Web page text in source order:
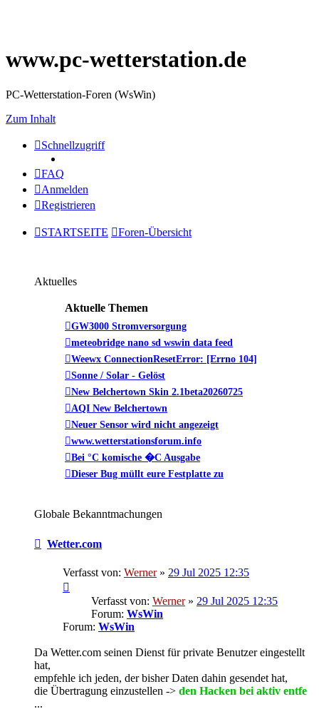
www.pc-wetterstation.de
PC-Wetterstation-Foren (WsWin)
Zum Inhalt
Schnellzugriff
FAQ
Anmelden
Registrieren
STARTSEITE Foren-Übersicht
Aktuelles
Aktuelle Themen
GW3000 Stromversorgung
meteobridge nano sd wswin data feed
Weewx ConnectionResetError: [Errno 104]
Sonne / Solar - Gelöst
New Belchertown Skin 2.1beta20260725
AQI New Belchertown
Neuer Sensor wird nicht angezeigt
www.wetterstationsforum.info
Bei °C komische �C Ausgabe
Dieser Bug müllt eure Festplatte zu
Globale Bekanntmachungen
Wetter.com
Verfasst von: Werner» 29 Jul 2025 12:35
Verfasst von: Werner» 29 Jul 2025 12:35
Forum: WsWin
Forum: WsWin
Da Wetter.com seinen Dienst für private Benutzer eingestellt
hat,
empfehle ich jeden, der bisher Daten dahin gesendet hat,
die Übertragung einzustellen -> den Hacken bei aktiv entfe
...